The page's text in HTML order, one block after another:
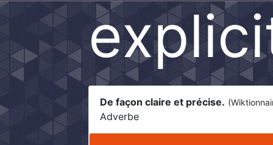
De façon claire et précise.
Adverbe